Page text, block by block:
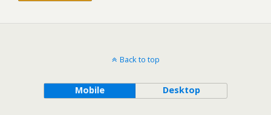
Back to top
Mobile Desktop